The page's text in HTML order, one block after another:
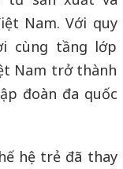
Nam. Với quy
cùng tầng lớp
Nam trở thành
đoàn đa quốc
hệ trẻ đã thay